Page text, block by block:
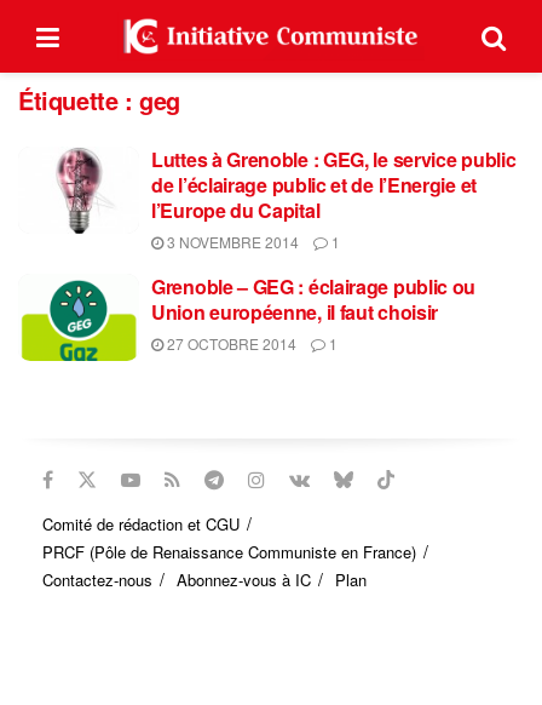
Étiquette :geg
Luttes à Grenoble : GEG, le service public
de l’éclairage public et de l’Energie et
l’Europe du Capital
3 NOVEMBRE 2014 1
Grenoble – GEG : éclairage public ou
Union européenne, il faut choisir
27 OCTOBRE 2014 1
Comité de rédaction et CGU
PRCF (Pôle de Renaissance Communiste en France)
Contactez-nous
Abonnez-vous à IC Plan